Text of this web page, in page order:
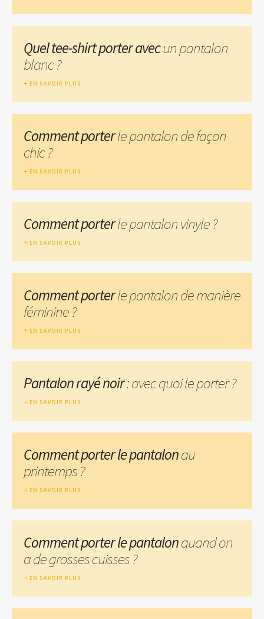
Quel tee-shirt porter avecun pantalon
blanc ?
EN SAVOIR PLUS
Comment porterle pantalon de façon
chic ?
EN SAVOIR PLUS
Comment porterle pantalon vinyle ?
EN SAVOIR PLUS
Comment porterle pantalon de manière
féminine ?
EN SAVOIR PLUS
Pantalon rayé noir: avec quoi le porter ?
EN SAVOIR PLUS
Comment porter le pantalonau
printemps ?
EN SAVOIR PLUS
Comment porter le pantalonquand on
a de grosses cuisses ?
EN SAVOIR PLUS